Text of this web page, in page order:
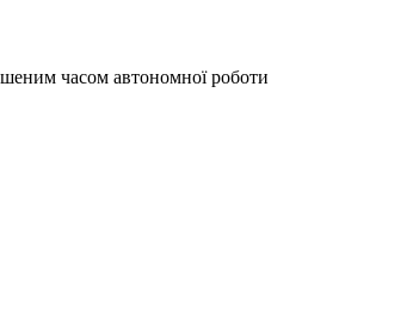
часом автономної роботи